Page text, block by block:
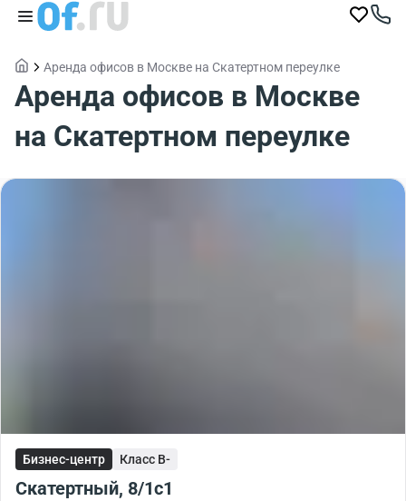
Аренда офисов в Москве на Скатертном переулке
Аренда офисов в Москве
на Скатертном переулке
Бизнес-центр Класс B-
Скатертный, 8/1с1